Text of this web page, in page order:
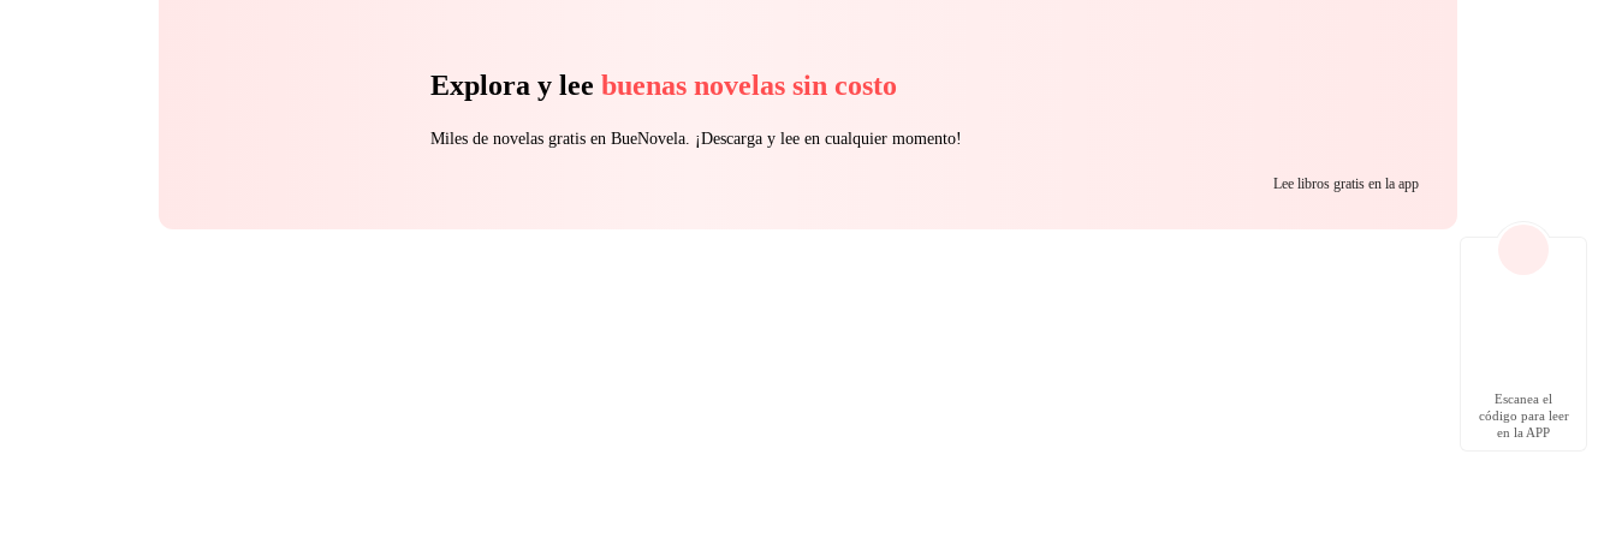
Explora y lee buenas novelas sin costo
Miles de novelas gratis en BueNovela. ¡Descarga y lee en cualquier momento!
Lee libros gratis en la app
Escanea el
código para leer
en la APP